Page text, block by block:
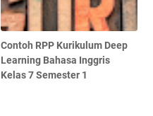
Contoh RPP Kurikulum Deep
Learning Bahasa Inggris
Kelas 7 Semester 1